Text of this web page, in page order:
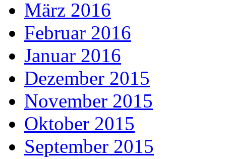
März 2016
Februar 2016
Januar 2016
Dezember 2015
November 2015
Oktober 2015
September 2015